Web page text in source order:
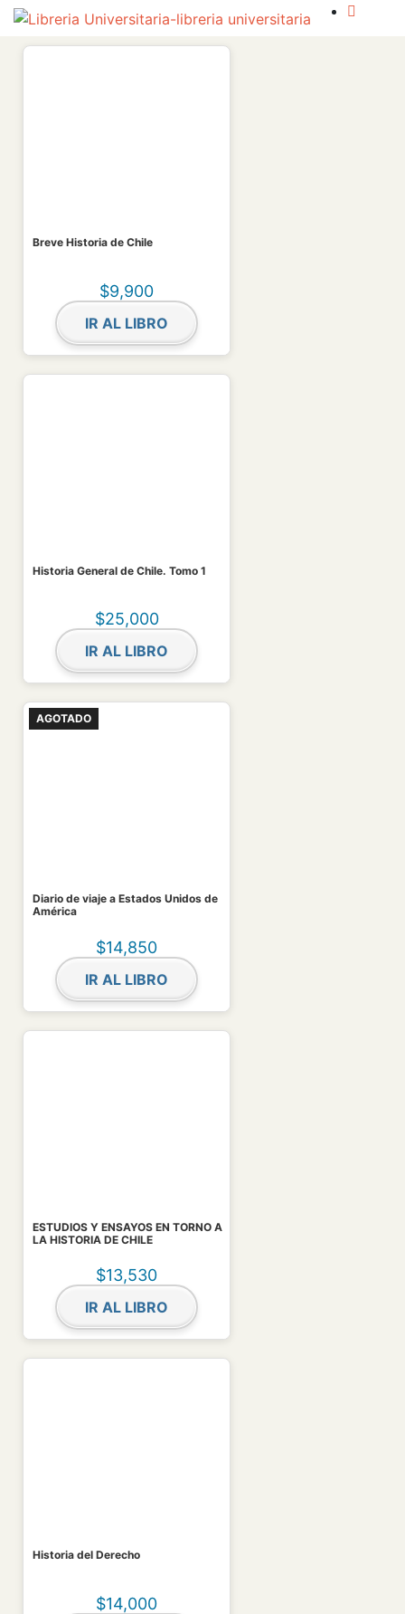
Breve Historia de Chile
$9,900
IR AL LIBRO
Historia General de Chile. Tomo 1
$25,000
IR AL LIBRO
AGOTADO
Diario de viaje a Estados Unidos de
América
$14,850
IR AL LIBRO
ESTUDIOS Y ENSAYOS EN TORNO A
LA HISTORIA DE CHILE
$13,530
IR AL LIBRO
Historia del Derecho
$14,000